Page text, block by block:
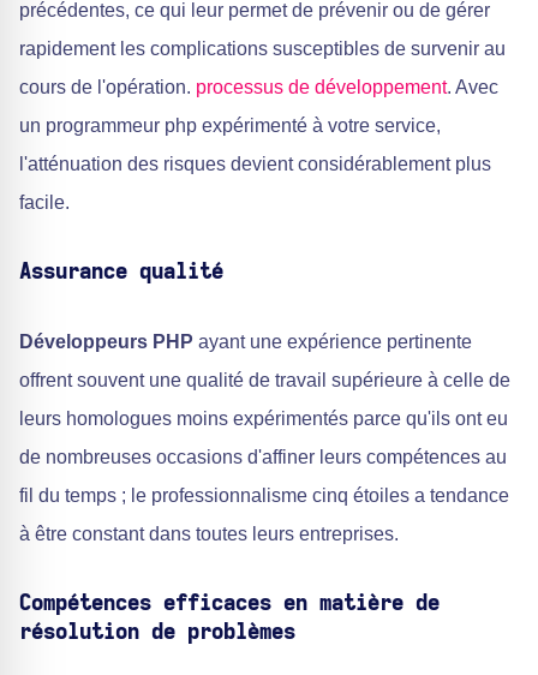
précédentes, ce qui leur permet de prévenir ou de gérer
rapidement les complications susceptibles de survenir au
cours de l'opération. processus de développement. Avec
un programmeur php expérimenté à votre service,
l'atténuation des risques devient considérablement plus
facile.
Assurance qualité
Développeurs PHP ayant une expérience pertinente
offrent souvent une qualité de travail supérieure à celle de
leurs homologues moins expérimentés parce qu'ils ont eu
de nombreuses occasions d'affiner leurs compétences au
fil du temps ; le professionnalisme cinq étoiles a tendance
à être constant dans toutes leurs entreprises.
Compétences efficaces en matière de
résolution de problèmes